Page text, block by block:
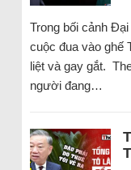
Trong bối cảnh
cuộc đua vào ghế
liệt và gay gắt.
người đang…